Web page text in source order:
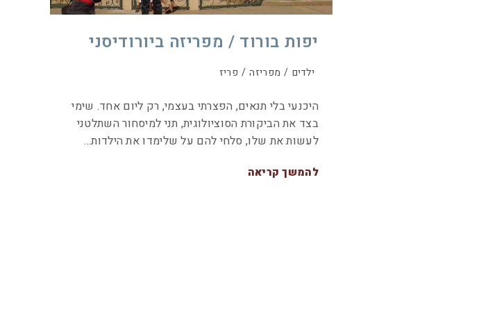
יפות בורוד / מפריזה ביורודיסני
ילדים / מפריזה / פריז
היכנעי בלי תנאים, הפצרתי בעצמי, רק ליום אחד. שימי
בצד את הביקורת הסוציולוגית, תני למיסחור השתלטני
לעשות את שלו, סלחי להם על שלימדו את הילדות…
להמשך קריאה